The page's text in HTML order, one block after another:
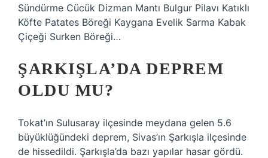
Sündürme Cücük Dizman Mantı Bulgur Pilavı Katıklı
Köfte Patates Böreği Kaygana Evelik Sarma Kabak
Çiçeği Surken Böreği…
ŞARKIŞLA’DA DEPREM
OLDU MU?
Tokat’ın Sulusaray ilçesinde meydana gelen 5.6
büyüklüğündeki deprem, Sivas’ın Şarkışla ilçesinde
de hissedildi. Şarkışla’da bazı yapılar hasar gördü.